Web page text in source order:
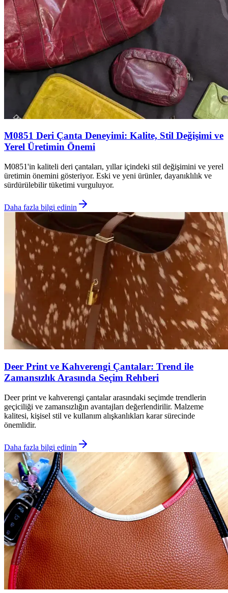
M0851 Deri Çanta Deneyimi: Kalite, Stil Değişimi ve
Yerel Üretimin Önemi
M0851'in kaliteli deri çantaları, yıllar içindeki stil değişimini ve yerel
üretimin önemini gösteriyor. Eski ve yeni ürünler, dayanıklılık ve
sürdürülebilir tüketimi vurguluyor.
Daha fazla bilgi edinin
Deer Print ve Kahverengi Çantalar: Trend ile
Zamansızlık Arasında Seçim Rehberi
Deer print ve kahverengi çantalar arasındaki seçimde trendlerin
geçiciliği ve zamansızlığın avantajları değerlendirilir. Malzeme
kalitesi, kişisel stil ve kullanım alışkanlıkları karar sürecinde
önemlidir.
Daha fazla bilgi edinin